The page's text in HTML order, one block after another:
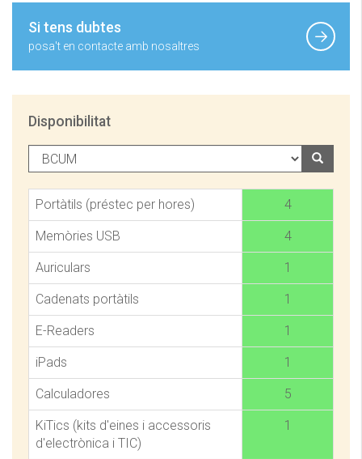
Si tens dubtes
posa't en contacte amb nosaltres
Disponibilitat
Portàtils (préstec per hores) 4
Memòries USB 4
Auriculars 1
Cadenats portàtils 1
E-Readers 1
iPads 1
Calculadores 5
KiTics (kits d'eines i accessoris
d'electrònica i TIC)
1